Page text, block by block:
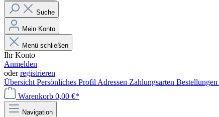
Suche
Mein Konto
Menü schließen
Ihr Konto
Anmelden
oderregistrieren
Übersicht Persönliches Profil Adressen Zahlungsarten Bestellungen
Warenkorb 0,00 €*
Navigation